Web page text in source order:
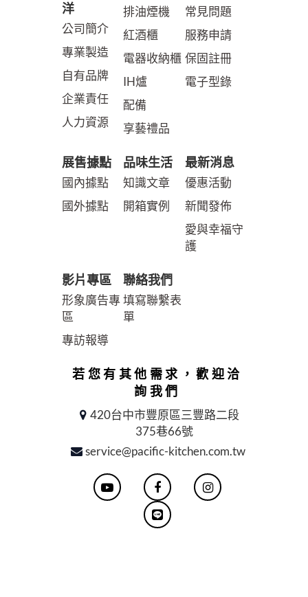
洋
公司簡介
專業製造
自有品牌
企業責任
人力資源
排油煙機
紅酒櫃
電器收納櫃
IH爐
配備
享藝禮品
常見問題
服務申請
保固註冊
電子型錄
展售據點
國內據點
國外據點
品味生活
知識文章
開箱實例
最新消息
優惠活動
新聞發佈
愛與幸福守
護
影片專區
形象廣告專
區
專訪報導
聯絡我們
填寫聯繫表
單
若您有其他需求，歡迎洽
詢我們
420台中市豐原區三豐路二段
375巷66號
service@pacific-kitchen.com.tw